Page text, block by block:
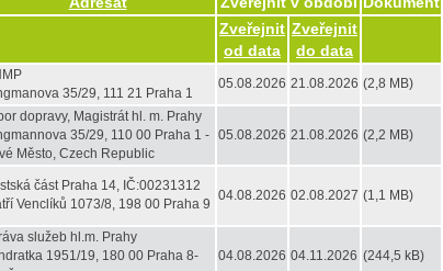
Zveřejnit
od data
Zveřejnit
do data
35/29, 111 21 Praha 1
05.08.2026 21.08.2026 (2,8 MB)
dopravy, Magistrát hl. m. Prahy
35/29, 110 00 Praha 1 -
Město, Czech Republic
05.08.2026 21.08.2026 (2,2 MB)
část Praha 14, IČ:00231312
Venclíků 1073/8, 198 00 Praha 9
04.08.2026 02.08.2027 (1,1 MB)
služeb hl.m. Prahy
1951/19, 180 00 Praha 8-
04.08.2026 04.11.2026 (244,5 kB)